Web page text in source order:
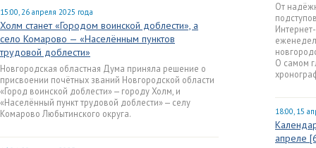
15:00, 26 апреля 2025 года
Холм станет «Городом воинской доблести», а
село Комарово — «Населённым пунктов
трудовой доблести»
Новгородская областная Дума приняла решение о
присвоении почётных званий Новгородской области
«Город воинской доблести» — городу Холм, и
«Населённый пункт трудовой доблести» — селу
Комарово Любытинского округа.
От
О самом
18:00, 15
апреле